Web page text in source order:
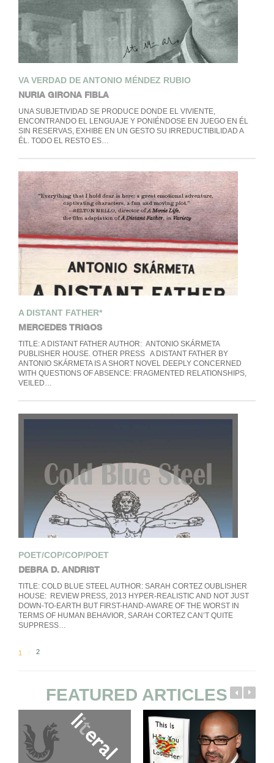
VA VERDAD DE ANTONIO MÉNDEZ RUBIO
NURIA GIRONA FIBLA
UNA SUBJETIVIDAD SE PRODUCE DONDE EL VIVIENTE,
ENCONTRANDO EL LENGUAJE Y PONIÉNDOSE EN JUEGO EN ÉL
SIN RESERVAS, EXHIBE EN UN GESTO SU IRREDUCTIBILIDAD A
ÉL. TODO EL RESTO ES…
A DISTANT FATHER*
MERCEDES TRIGOS
TITLE: A DISTANT FATHER AUTHOR: ANTONIO SKÁRMETA
PUBLISHER HOUSE. OTHER PRESS A DISTANT FATHER BY
ANTONIO SKÁRMETA IS A SHORT NOVEL DEEPLY CONCERNED
WITH QUESTIONS OF ABSENCE: FRAGMENTED RELATIONSHIPS,
VEILED…
POET/COP/COP/POET
DEBRA D. ANDRIST
TITLE: COLD BLUE STEEL AUTHOR: SARAH CORTEZ OUBLISHER
HOUSE: REVIEW PRESS, 2013 HYPER-REALISTIC AND NOT JUST
DOWN-TO-EARTH BUT FIRST-HAND-AWARE OF THE WORST IN
TERMS OF HUMAN BEHAVIOR, SARAH CORTEZ CAN’T QUITE
SUPPRESS…
1 2
FEATURED ARTICLES